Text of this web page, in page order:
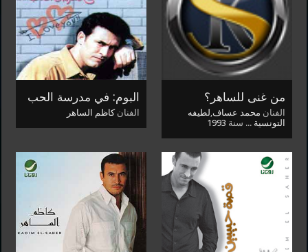
من غنى للساهر؟
الفنان محمد عساف,لطيفه
التونسية ... سنة 1993
البوم: في مدرسة الحب
الفنانكاظم الساهر